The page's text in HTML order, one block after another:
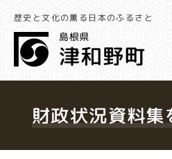
歴史と文化の薫る日本のふるさと
財政状況資料集